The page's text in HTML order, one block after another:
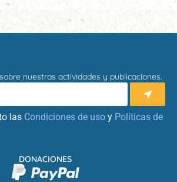
nuestras actividades y publicaciones.
las Condiciones de uso y Políticas de
DONACIONES